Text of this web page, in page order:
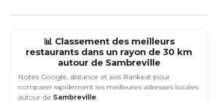
📊 Classement des meilleurs
restaurants dans un rayon de 30 km
autour de Sambreville
Notes Google, distance et avis Rankeat pour
comparer rapidement les meilleures adresses locales
autour de Sambreville.